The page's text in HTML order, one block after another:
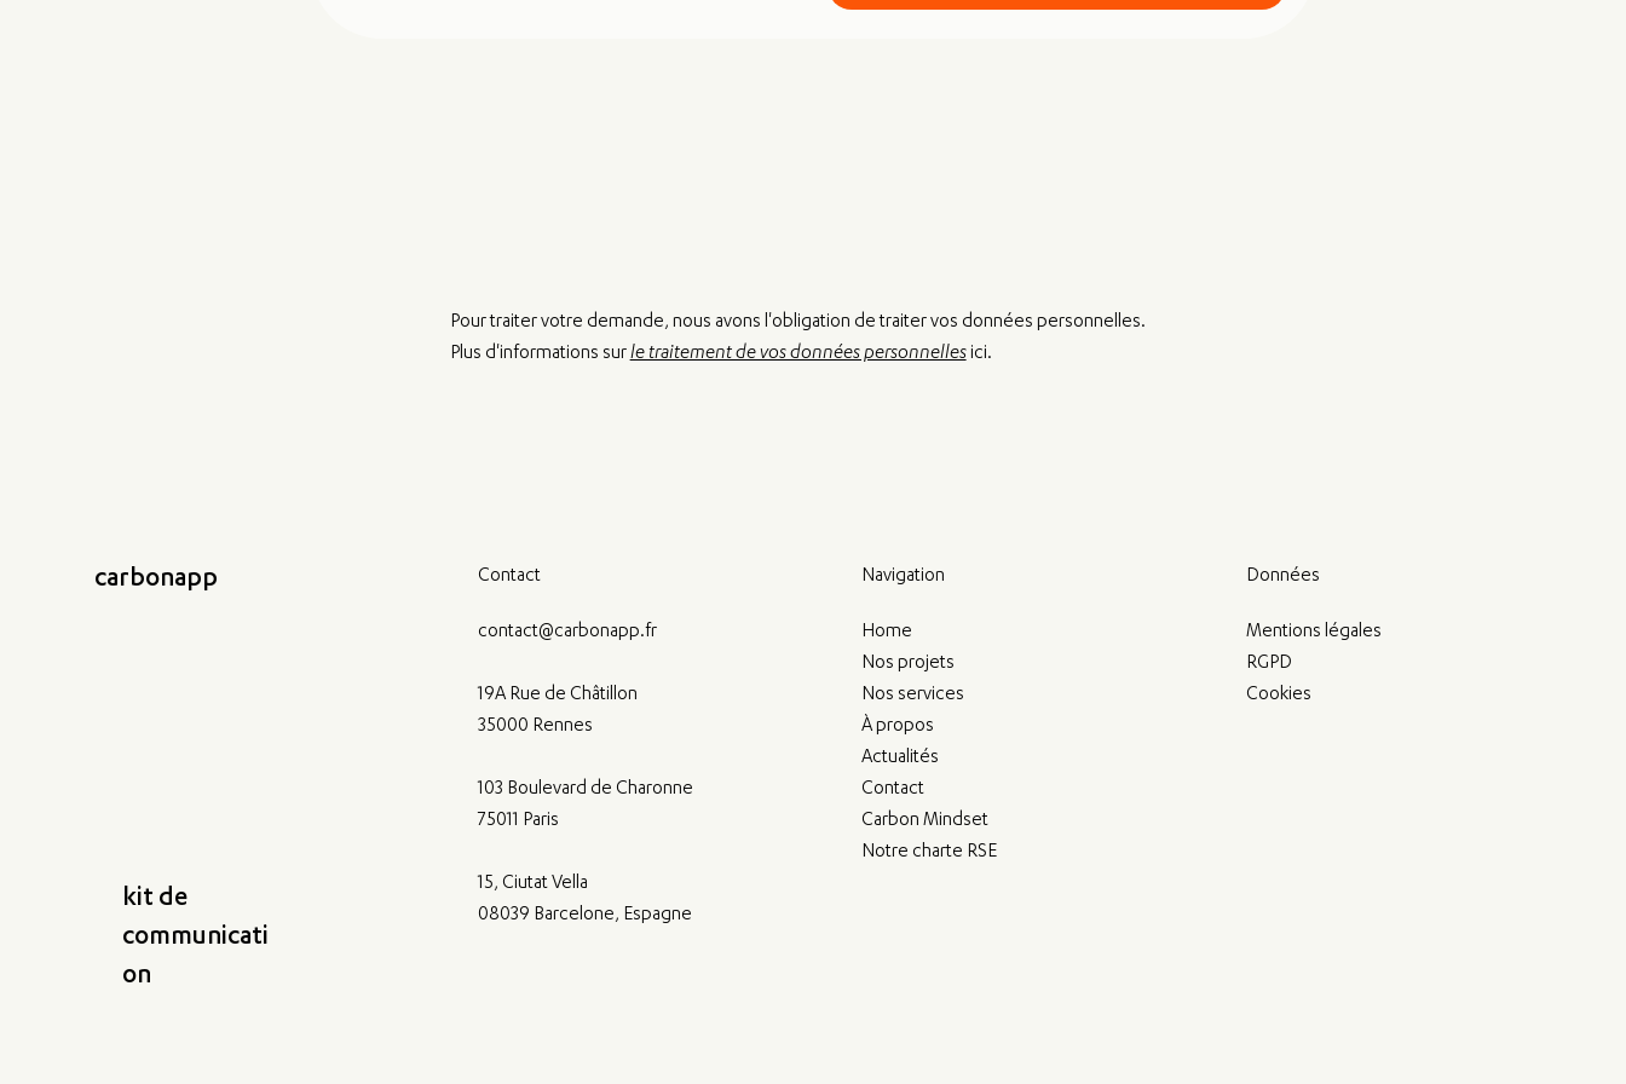
Pour traiter votre demande, nous avons l'obligation de traiter vos données personnelles.
Plus d'informations surle traitement de vos données personnellesici.
carbonapp
kit de
communicati
on
Contact
contact@carbonapp.fr
19A Rue de Châtillon
35000 Rennes
103 Boulevard de Charonne
75011 Paris
15, Ciutat Vella
08039 Barcelone, Espagne
Navigation
Home
Nos projets
Nos services
À propos
Actualités
Contact
Carbon Mindset
Notre charte RSE
Données
Mentions légales
RGPD
Cookies